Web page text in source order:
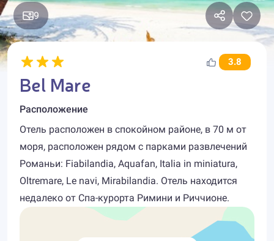
9
3.8
Bel Mare
Расположение
Отель расположен в спокойном районе, в 70 м от
моря, расположен рядом с парками развлечений
Романьи: Fiabilandia, Aquafan, Italia in miniatura,
Oltremare, Le navi, Mirabilandia. Отель находится
недалеко от Спа-курорта Римини и Риччионе.